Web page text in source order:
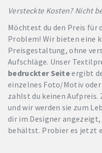
Versteckte Kosten? Nicht
Möchtest du den Preis für
Problem! Wir bieten eine
Preisgestaltung, ohne
Aufschläge. Unser
bedruckter Seiteergibt
einzelnes Foto/Motiv oder
zahlst du keinen Aufpreis.
und wir werden sie zum
dir im Designer
behältst. Probier es jetzt